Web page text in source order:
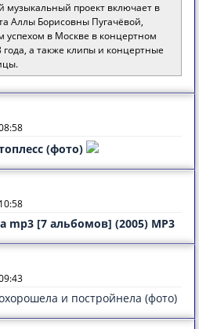
проект включает в
Аллы Борисовны Пугачёвой,
в Москве в концертном
а также клипы и концертные
(фото)
mp3 [7 альбомов] (2005) MP3
и постройнела (фото)